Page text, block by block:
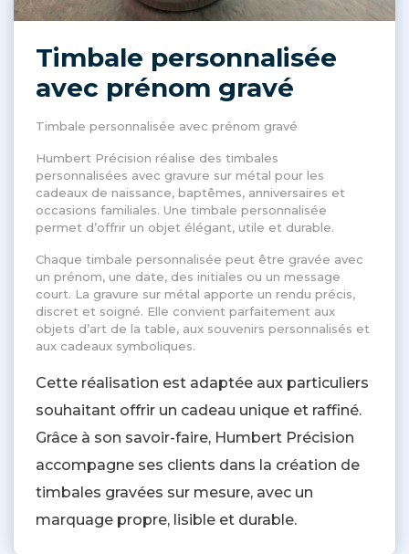
Timbale personnalisée
avec prénom gravé
Timbale personnalisée avec prénom gravé
Humbert Précision réalise des timbales
personnalisées avec gravure sur métal pour les
cadeaux de naissance, baptêmes, anniversaires et
occasions familiales. Une timbale personnalisée
permet d’offrir un objet élégant, utile et durable.
Chaque timbale personnalisée peut être gravée avec
un prénom, une date, des initiales ou un message
court. La gravure sur métal apporte un rendu précis,
discret et soigné. Elle convient parfaitement aux
objets d’art de la table, aux souvenirs personnalisés et
aux cadeaux symboliques.
Cette réalisation est adaptée aux particuliers
souhaitant offrir un cadeau unique et raffiné.
Grâce à son savoir-faire, Humbert Précision
accompagne ses clients dans la création de
timbales gravées sur mesure, avec un
marquage propre, lisible et durable.